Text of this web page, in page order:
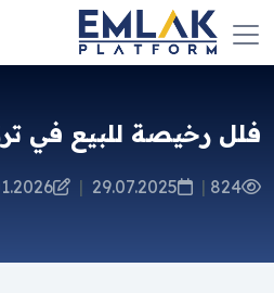
فلل رخيصة للبيع في
824
|
29.07.2025
|